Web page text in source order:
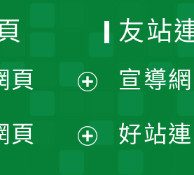
頁
開
頁
友站
宣導
好站